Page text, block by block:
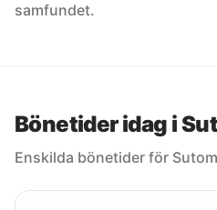
samfundet.
Bönetider idag i
Enskilda bönetider för